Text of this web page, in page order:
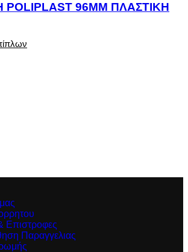
96ΜΜ ΠΛΑΣΤΙΚΗ
Επιστροφες
Παραγγελιας